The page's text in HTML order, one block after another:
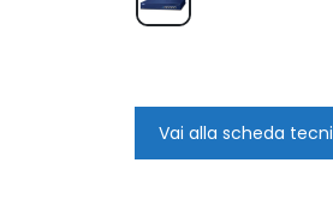
Vai alla scheda